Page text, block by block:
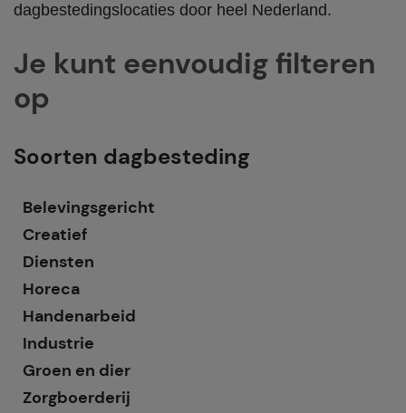
dagbestedingslocaties door heel Nederland.
Je kunt eenvoudig filteren
op
Soorten dagbesteding
Belevingsgericht
Creatief
Diensten
Horeca
Handenarbeid
Industrie
Groen en dier
Zorgboerderij